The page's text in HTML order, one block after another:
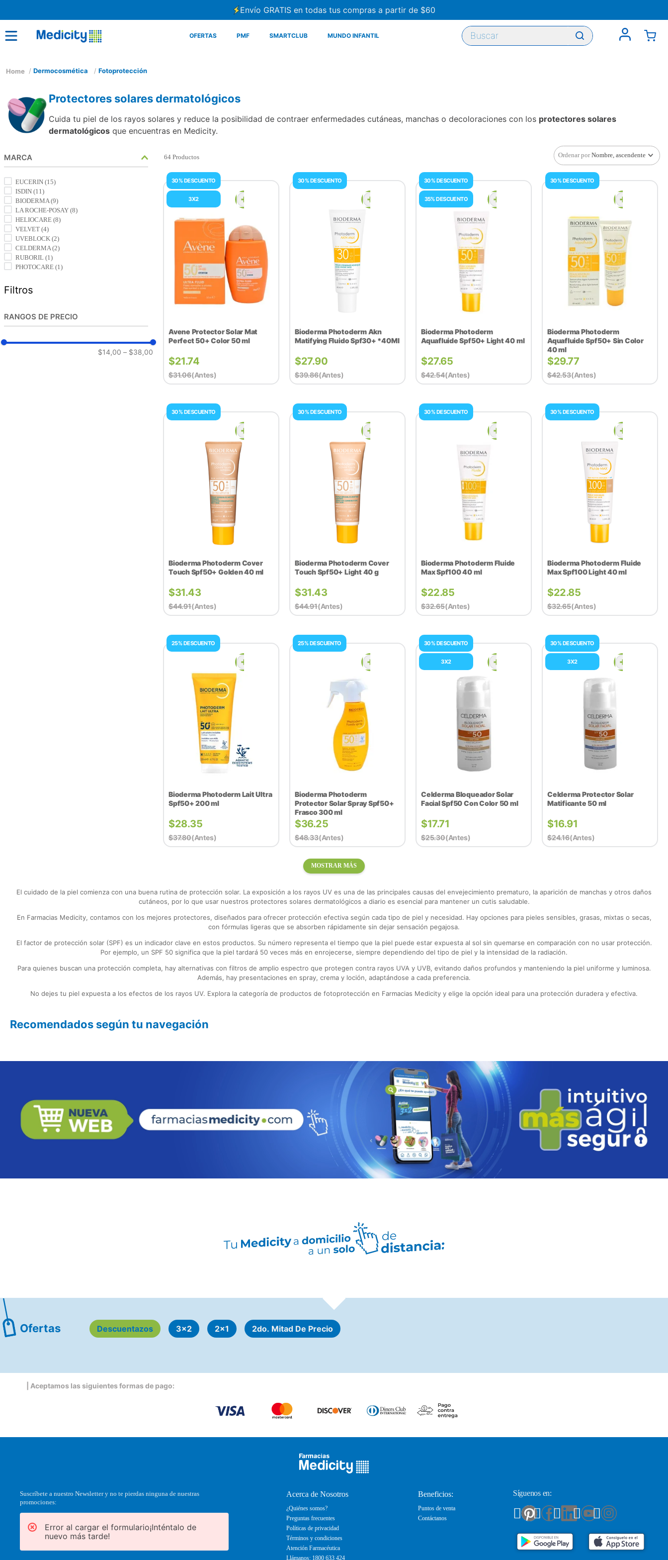
Envío GRATIS en todas tus compras a partir de $60
OFERTAS PMF SMARTCLUB MUNDO INFANTIL
Buscar
Dermocosmética Fotoprotección
Protectores solares dermatológicos
Cuida tu piel de los rayos solares y reduce la posibilidad de contraer enfermedades cutáneas, manchas o decoloraciones con los protectores solares
dermatológicos que encuentras en Medicity.
Filtros
MARCA
EUCERIN (15)
ISDIN (11 )
BIODERMA (9)
LA ROCHE-POSAY (8)
HELIOCARE (8)
VELVET (4)
UVEBLOCK (2)
CELDERMA (2)
RUBORIL (1 )
PHOTOCARE (1 )
RANGOS DE PRECIO
$14,00 – $38,00
64 Productos Ordenar por Nombre, ascendente
30% DESCUENTO
3X2
Avene Protector Solar Mat
Perfect 50+ Color 50 ml
$21.74
$31.06(antes)
30% DESCUENTO
Bioderma Photoderm Akn
Matifying Fluido Spf30+ *40Ml
$27.90
$39.86(antes)
30% DESCUENTO
35% DESCUENTO
Bioderma Photoderm
Aquafluide Spf50+ Light​ 40 ml
$27.65
$42.54(antes)
30% DESCUENTO
Bioderma Photoderm
Aquafluide Spf50+​ Sin Color
40 ml
$29.77
$42.53(antes)
30% DESCUENTO
Bioderma Photoderm Cover
Touch Spf50+​ Golden 40 ml
$31.43
$44.91(antes)
30% DESCUENTO
Bioderma Photoderm Cover
Touch Spf50+​ Light 40 g
$31.43
$44.91(antes)
30% DESCUENTO
Bioderma Photoderm Fluide
Max Spf100 40 ml
$22.85
$32.65(antes)
30% DESCUENTO
Bioderma Photoderm Fluide
Max Spf100 Light 40 ml
$22.85
$32.65(antes)
25% DESCUENTO
Bioderma Photoderm Lait Ultra
Spf50+ 200 ml
$28.35
$37.80(antes)
25% DESCUENTO
Bioderma Photoderm
Protector Solar Spray Spf50+
Frasco 300 ml
$36.25
$48.33(antes)
30% DESCUENTO
3X2
Celderma Bloqueador Solar
Facial Spf50 Con Color 50 ml
$17.71
$25.30(antes)
30% DESCUENTO
3X2
Celderma Protector Solar
Matificante 50 ml
$16.91
$24.16(antes)
MOSTRAR MÁS
El cuidado de la piel comienza con una buena rutina de protección solar. La exposición a los rayos UV es una de las principales causas del envejecimiento prematuro, la aparición de manchas y otros daños
cutáneos, por lo que usar nuestros protectores solares dermatológicos a diario es esencial para mantener un cutis saludable.
En Farmacias Medicity, contamos con los mejores protectores, diseñados para ofrecer protección efectiva según cada tipo de piel y necesidad. Hay opciones para pieles sensibles, grasas, mixtas o secas,
con fórmulas ligeras que se absorben rápidamente sin dejar sensación pegajosa.
El factor de protección solar (SPF) es un indicador clave en estos productos. Su número representa el tiempo que la piel puede estar expuesta al sol sin quemarse en comparación con no usar protección.
Por ejemplo, un SPF 50 significa que la piel tardará 50 veces más en enrojecerse, siempre dependiendo del tipo de piel y la intensidad de la radiación.
Para quienes buscan una protección completa, hay alternativas con filtros de amplio espectro que protegen contra rayos UVA y UVB, evitando daños profundos y manteniendo la piel uniforme y luminosa.
Además, hay presentaciones en spray, crema y loción, adaptándose a cada preferencia.
No dejes tu piel expuesta a los efectos de los rayos UV. Explora la categoría de productos de fotoprotección en Farmacias Medicity y elige la opción ideal para una protección duradera y efectiva.
Recomendados según tu navegación
Ofertas Descuentazos 3x2 2x1 2do. Mitad De Precio
| Aceptamos las siguientes formas de pago:
Suscríbete a nuestro Newsletter y no te pierdas ninguna de nuestras
promociones:
Error al cargar el formulario¡Inténtalo de
nuevo más tarde!
Acerca de Nosotros
¿Quiénes somos?
Preguntas frecuentes
Políticas de privacidad
Términos y condiciones
Atención Farmacéutica
Llámanos: 1800 633 424
Beneficios:
Puntos de venta
Contáctanos
Síguenos en: